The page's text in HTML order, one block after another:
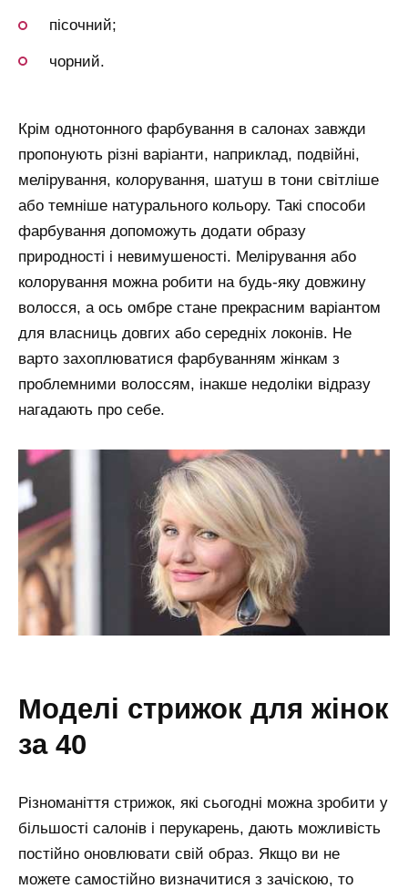
пісочний;
чорний.
Крім однотонного фарбування в салонах завжди
пропонують різні варіанти, наприклад, подвійні,
мелірування, колорування, шатуш в тони світліше
або темніше натурального кольору. Такі способи
фарбування допоможуть додати образу
природності і невимушеності. Мелірування або
колорування можна робити на будь-яку довжину
волосся, а ось омбре стане прекрасним варіантом
для власниць довгих або середніх локонів. Не
варто захоплюватися фарбуванням жінкам з
проблемними волоссям, інакше недоліки відразу
нагадають про себе.
моделі стрижок для жінок
за 40
Різноманіття стрижок, які сьогодні можна зробити у
більшості салонів і перукарень, дають можливість
постійно оновлювати свій образ. Якщо ви не
можете самостійно визначитися з зачіскою, то